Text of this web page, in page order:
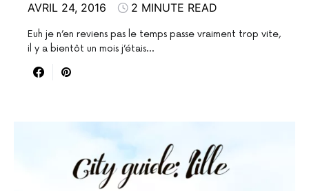
AVRIL 24, 2016 2 MINUTE READ
Euh je n’en reviens pas le temps passe vraiment trop vite,
il y a bientôt un mois j’étais…